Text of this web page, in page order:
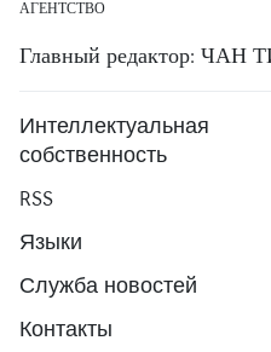
АГЕНТСТВО
Главный редактор: ЧАН
Интеллектуальная
собственность
RSS
Языки
Служба новостей
Контакты